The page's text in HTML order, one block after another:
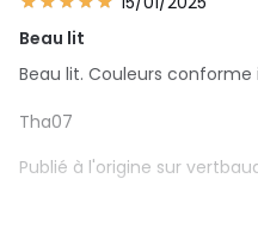
Beau lit
Beau lit. Couleurs conforme
Tha07
Publié à l'origine sur